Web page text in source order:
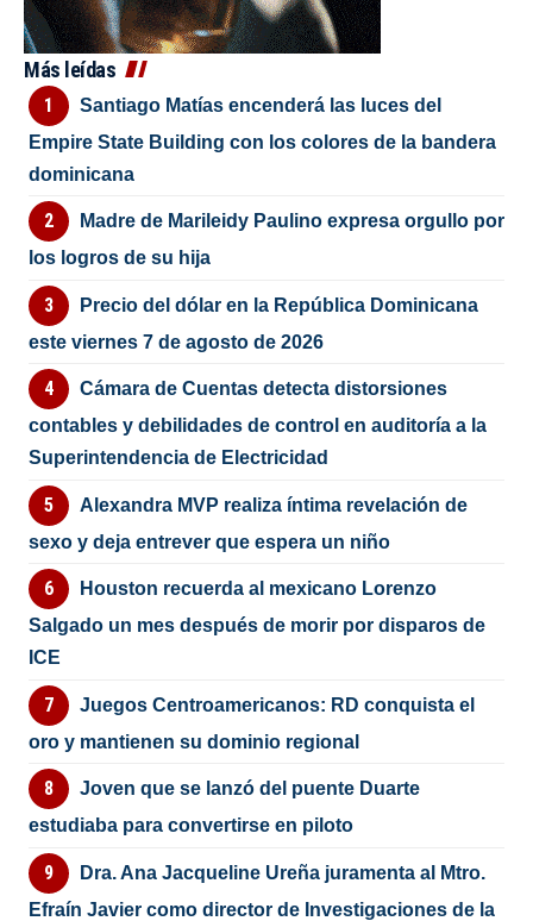
Más leídas
Santiago Matías encenderá las luces del
Empire State Building con los colores de la bandera
dominicana
Madre de Marileidy Paulino expresa orgullo por
los logros de su hija
Precio del dólar en la República Dominicana
este viernes 7 de agosto de 2026
Cámara de Cuentas detecta distorsiones
contables y debilidades de control en auditoría a la
Superintendencia de Electricidad
Alexandra MVP realiza íntima revelación de
sexo y deja entrever que espera un niño
Houston recuerda al mexicano Lorenzo
Salgado un mes después de morir por disparos de
ICE
Juegos Centroamericanos: RD conquista el
oro y mantienen su dominio regional
Joven que se lanzó del puente Duarte
estudiaba para convertirse en piloto
Dra. Ana Jacqueline Ureña juramenta al Mtro.
Efraín Javier como director de Investigaciones de la